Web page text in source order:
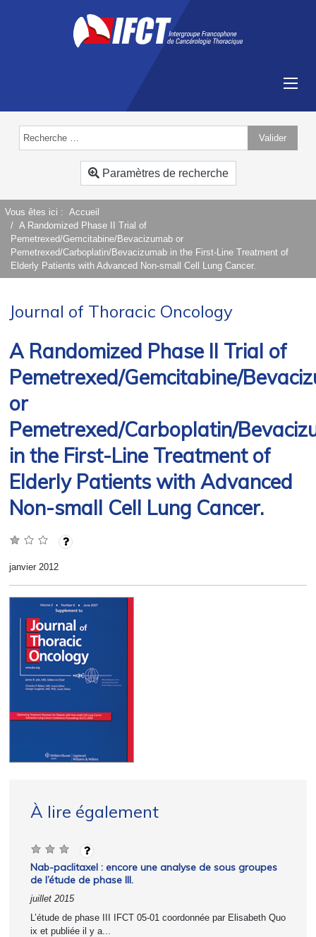
Valider
Paramètres de recherche
Vous êtes ici : Accueil
A Randomized Phase II Trial of
Pemetrexed/Gemcitabine/Bevacizumab or
Pemetrexed/Carboplatin/Bevacizumab in the First-Line Treatment of
Elderly Patients with Advanced Non-small Cell Lung Cancer.
Journal of Thoracic Oncology
A Randomized Phase II Trial of
Pemetrexed/Gemcitabine/
or
Pemetrexed/Carboplatin/
in the First-Line Treatment of
Elderly Patients with Advanced
Non-small Cell Lung Cancer.
janvier 2012
À lire également
Nab-paclitaxel : encore une analyse de sous groupes
de l’étude de phase III.
juillet 2015
L’étude de phase III IFCT 05-01 coordonnée par Elisabeth Quo
ix et publiée il y a...